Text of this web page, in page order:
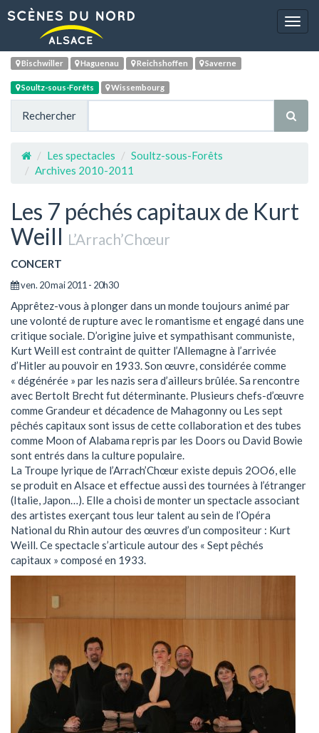
Bischwiller Haguenau Reichshoffen Saverne
Soultz-sous-Forêts Wissembourg
Rechercher
Les spectacles
Soultz-sous-Forêts
Archives 2010-2011
Les 7 péchés capitaux de Kurt
Weill L’Arrach’Chœur
CONCERT
ven. 20 mai 2011 - 20h30
Apprêtez-vous à plonger dans un monde toujours animé par
une volonté de rupture avec le romantisme et engagé dans une
critique sociale. D’origine juive et sympathisant communiste,
Kurt Weill est contraint de quitter l’Allemagne à l’arrivée
d’Hitler au pouvoir en 1933. Son œuvre, considérée comme
« dégénérée » par les nazis sera d’ailleurs brûlée. Sa rencontre
avec Bertolt Brecht fut déterminante. Plusieurs chefs-d’œuvre
comme Grandeur et décadence de Mahagonny ou Les sept
pêchés capitaux sont issus de cette collaboration et des tubes
comme Moon of Alabama repris par les Doors ou David Bowie
sont entrés dans la culture populaire.
La Troupe lyrique de l’Arrach’Chœur existe depuis 2OO6, elle
se produit en Alsace et effectue aussi des tournées à l’étranger
(Italie, Japon…). Elle a choisi de monter un spectacle associant
des artistes exerçant tous leur talent au sein de l’Opéra
National du Rhin autour des œuvres d’un compositeur : Kurt
Weill. Ce spectacle s’articule autour des « Sept pêchés
capitaux » composé en 1933.